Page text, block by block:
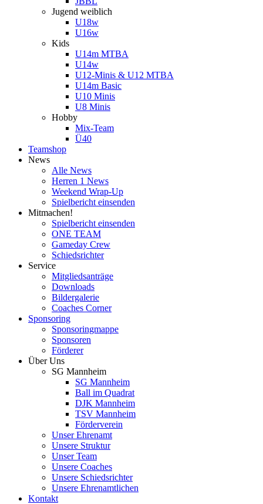
Jugend weiblich
U18w
U16w
Kids
U14m MTBA
U14w
U12-Minis & U12 MTBA
U14m Basic
U10 Minis
U8 Minis
Hobby
Mix-Team
Ü40
Teamshop
News
Alle News
Herren 1 News
Weekend Wrap-Up
Spielbericht einsenden
Mitmachen!
Spielbericht einsenden
ONE TEAM
Gameday Crew
Schiedsrichter
Service
Mitgliedsanträge
Downloads
Bildergalerie
Coaches Corner
Sponsoring
Sponsoringmappe
Sponsoren
Förderer
Über Uns
SG Mannheim
SG Mannheim
Ball im Quadrat
DJK Mannheim
TSV Mannheim
Förderverein
Unser Ehrenamt
Unsere Struktur
Unser Team
Unsere Coaches
Unsere Schiedsrichter
Unsere Ehrenamtlichen
Kontakt